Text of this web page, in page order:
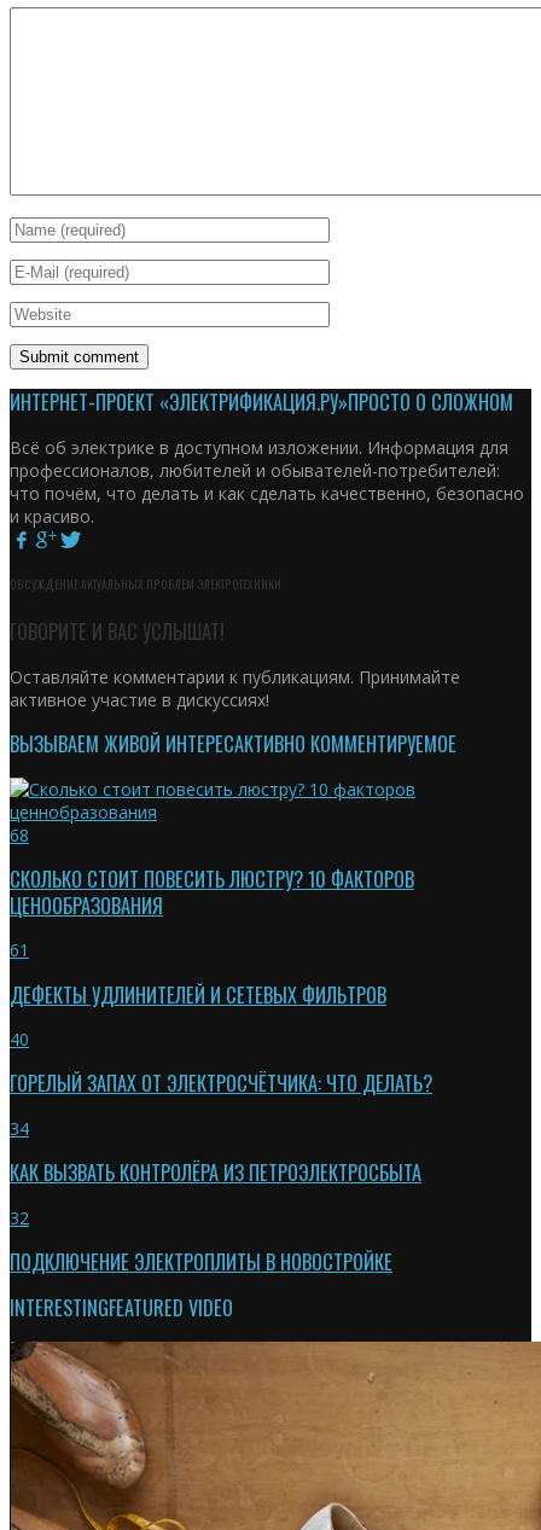
ИНТЕРНЕТ-ПРОЕКТ «ЭЛЕКТРИФИКАЦИЯ.РУ»ПРОСТО О СЛОЖНОМ
Всё об электрике в доступном изложении. Информация для
профессионалов, любителей и обывателей-потребителей:
что почём, что делать и как сделать качественно, безопасно
и красиво.
ОБСУЖДЕНИЕ АКТУАЛЬНЫХ ПРОБЛЕМ ЭЛЕКТРОТЕХНИКИ
ГОВОРИТЕ И ВАС УСЛЫШАТ!
Оставляйте комментарии к публикациям. Принимайте
активное участие в дискуссиях!
ВЫЗЫВАЕМ ЖИВОЙ ИНТЕРЕСАКТИВНО КОММЕНТИРУЕМОЕ
68
СКОЛЬКО СТОИТ ПОВЕСИТЬ ЛЮСТРУ? 10 ФАКТОРОВ
ЦЕНООБРАЗОВАНИЯ
61
ДЕФЕКТЫ УДЛИНИТЕЛЕЙ И СЕТЕВЫХ ФИЛЬТРОВ
40
ГОРЕЛЫЙ ЗАПАХ ОТ ЭЛЕКТРОСЧЁТЧИКА: ЧТО ДЕЛАТЬ?
34
КАК ВЫЗВАТЬ КОНТРОЛЁРА ИЗ ПЕТРОЭЛЕКТРОСБЫТА
32
ПОДКЛЮЧЕНИЕ ЭЛЕКТРОПЛИТЫ В НОВОСТРОЙКЕ
INTERESTINGFEATURED VIDEO